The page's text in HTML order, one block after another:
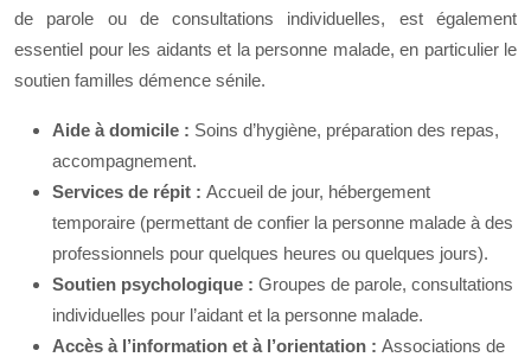
de parole ou de consultations individuelles, est également
essentiel pour les aidants et la personne malade, en particulier le
soutien familles démence sénile.
Aide à domicile : Soins d’hygiène, préparation des repas,
accompagnement.
Services de répit : Accueil de jour, hébergement
temporaire (permettant de confier la personne malade à des
professionnels pour quelques heures ou quelques jours).
Soutien psychologique : Groupes de parole, consultations
individuelles pour l’aidant et la personne malade.
Accès à l’information et à l’orientation : Associations de